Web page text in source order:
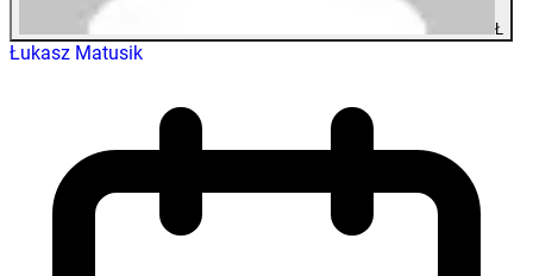
Ł
Łukasz Matusik